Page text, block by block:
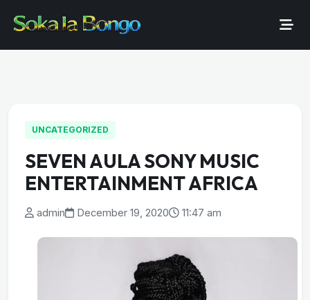
UNCATEGORIZED
SEVEN AULA SONY MUSIC
ENTERTAINMENT AFRICA
admin December 19, 2020 11:47 am